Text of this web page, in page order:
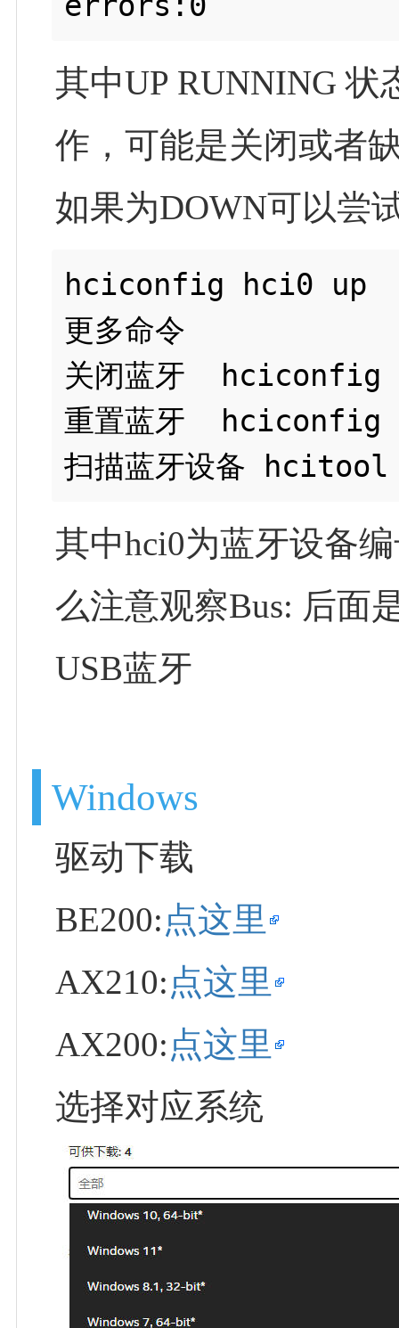
其中UP RUNNING
作，可能是关闭或者
如果为DOWN可以尝
hciconfig hci0 up
更多命令
关闭蓝牙  hciconfig
重置蓝牙
其中hci0为蓝牙设备
么注意观察Bus: 后面
USB蓝牙
Windows
驱动下载
BE200:点这里
AX210:点这里
AX200:点这里
选择对应系统